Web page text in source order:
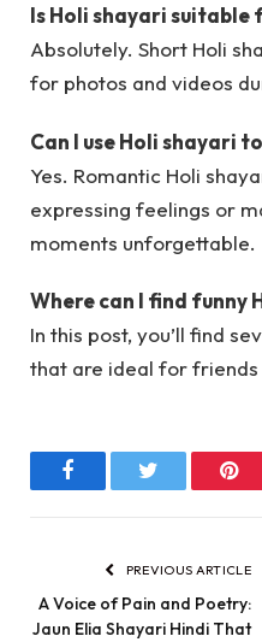
Is Holi shayari
Absolutely. Short Holi
for photos and videos
Can I use Holi shayari
Yes. Romantic Holi
expressing feelings or
moments unforgettable.
Where can I find
In this post, you’ll find
that are ideal for
FacebookTwitter
PREVIOUS ARTICLE
A Voice of Pain and Poetry:
Jaun Elia Shayari Hindi That